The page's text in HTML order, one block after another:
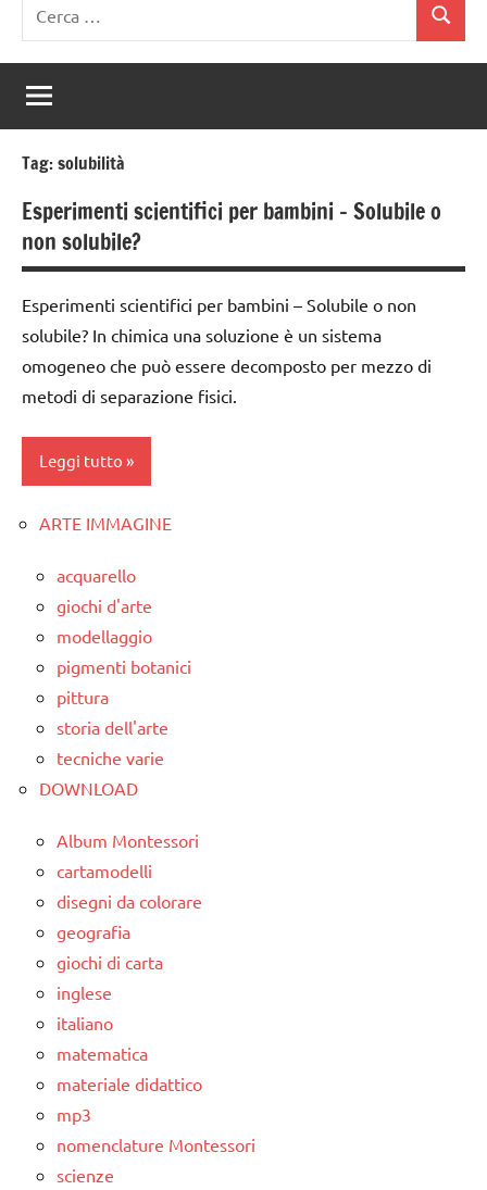
per:
Cerca
Tag:solubilità
Esperimenti scientifici per bambini – Solubile o
non solubile?
Esperimenti scientifici per bambini – Solubile o non
solubile? In chimica una soluzione è un sistema
omogeneo che può essere decomposto per mezzo di
metodi di separazione fisici.
Leggi tutto
classe
classe
da 0
a 3
anni
3 ai
6
anni
ESPERIMENTI
SCIENTIFICI
SCIENZE
TUTTI GLI
ARGOMENTI
TUTTI GLI
ARTICOLI
ARTE IMMAGINE
acquarello
giochi d'arte
modellaggio
pigmenti botanici
pittura
storia dell'arte
tecniche varie
DOWNLOAD
Album Montessori
cartamodelli
disegni da colorare
geografia
giochi di carta
inglese
italiano
matematica
materiale didattico
mp3
nomenclature Montessori
scienze